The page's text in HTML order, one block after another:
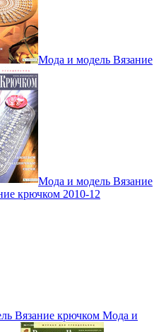
Мода и модель Вязание
Мода и модель Вязание
крючком 2010-12
Вязание крючком Мода и